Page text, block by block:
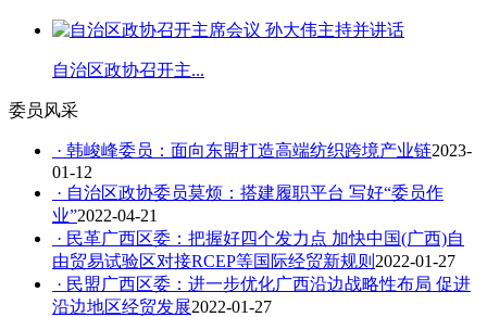
自治区政协召开主...
委员风采
· 韩峻峰委员：面向东盟打造高端纺织跨境产业链2023-
01-12
· 自治区政协委员莫烦：搭建履职平台 写好“委员作
业”2022-04-21
· 民革广西区委：把握好四个发力点 加快中国(广西)自
由贸易试验区对接RCEP等国际经贸新规则 2022-01-27
· 民盟广西区委：进一步优化广西沿边战略性布局 促进
沿边地区经贸发展2022-01-27